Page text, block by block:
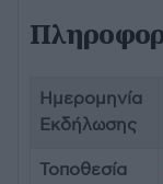
Ημερομηνία
Εκδήλωσης
Τοποθεσία